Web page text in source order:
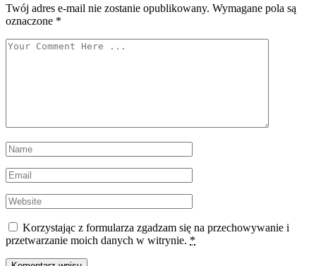
Twój adres e-mail nie zostanie opublikowany. Wymagane pola są
oznaczone *
Korzystając z formularza zgadzam się na przechowywanie i
przetwarzanie moich danych w witrynie. *